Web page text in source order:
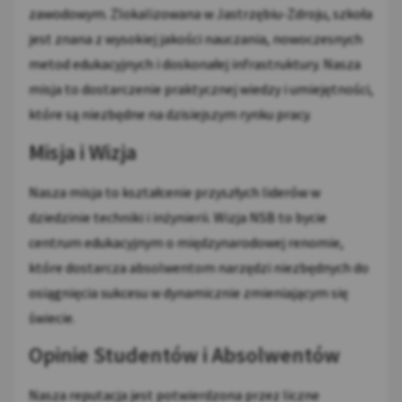
zawodowym. Zlokalizowana w Jastrzębiu-Zdroju, szkoła
jest znana z wysokiej jakości nauczania, nowoczesnych
metod edukacyjnych i doskonałej infrastruktury. Nasza
misja to dostarczenie praktycznej wiedzy i umiejętności,
które są niezbędne na dzisiejszym rynku pracy.
Misja i Wizja
Nasza misja to kształcenie przyszłych liderów w
dziedzinie techniki i inżynierii. Wizja NSB to bycie
centrum edukacyjnym o międzynarodowej renomie,
które dostarcza absolwentom narzędzi niezbędnych do
osiągnięcia sukcesu w dynamicznie zmieniającym się
świecie.
Opinie Studentów i Absolwentów
Nasza reputacja jest potwierdzona przez liczne